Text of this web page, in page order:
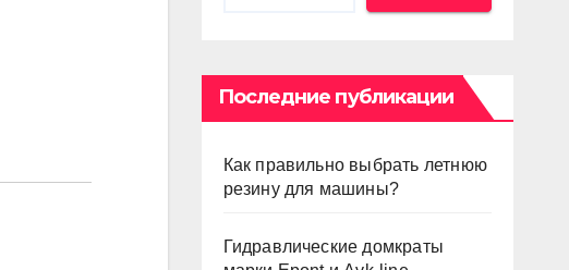
Последние публикации
Как правильно выбрать летнюю
резину для машины?
Гидравлические домкраты